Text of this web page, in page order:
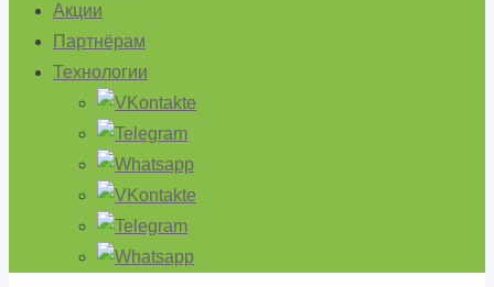
Акции
Партнёрам
Технологии